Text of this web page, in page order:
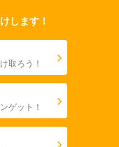
します！
取ろう！
ゲット！